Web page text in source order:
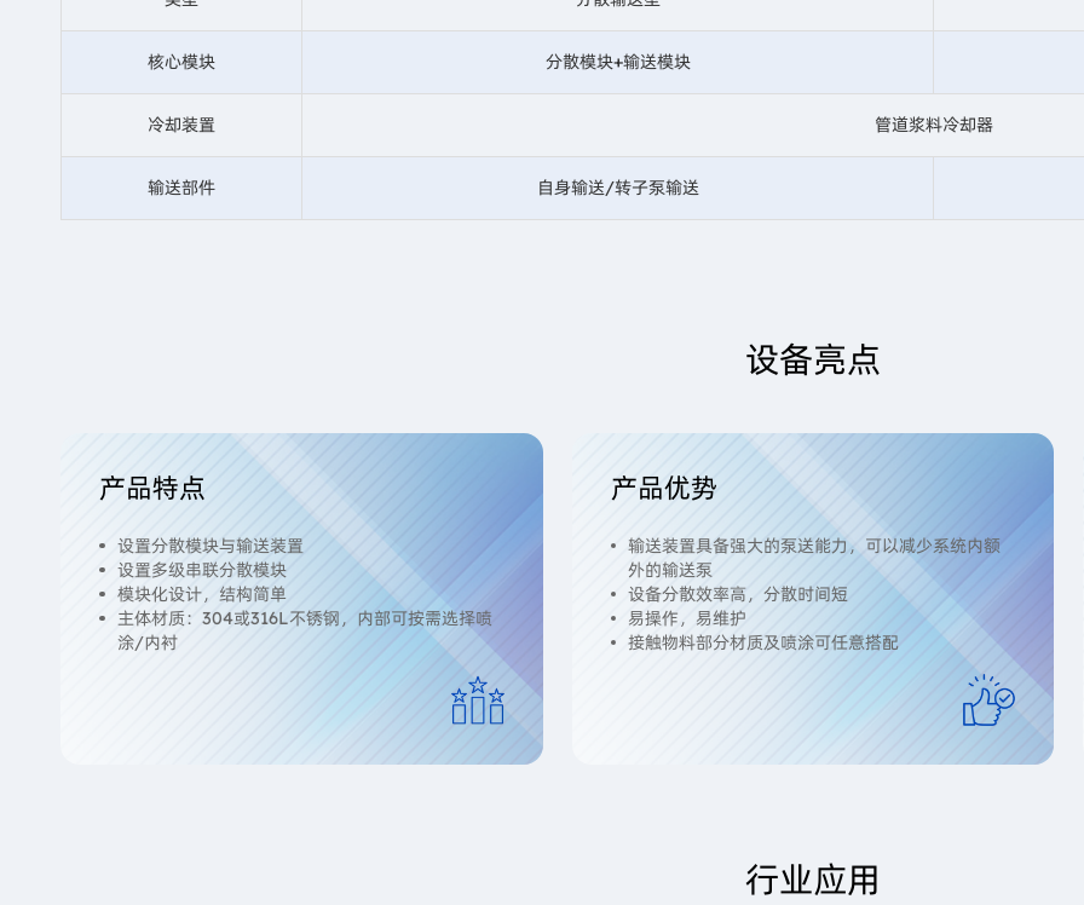
核心模块 分散模块+输送模块
冷却装置 管道浆料冷却器
输送部件 自身输送/转子泵输送
设备亮点
产品特点
设置分散模块与输送装置
设置多级串联分散模块
模块化设计，结构简单
主体材质：304或316L不锈钢，内部可按需选择喷
涂/内衬
产品优势
输送装置具备强大的泵送能力，可以减少系统内额
外的输送泵
设备分散效率高，分散时间短
易操作，易维护
接触物料部分材质及喷涂可任意搭配
行业应用